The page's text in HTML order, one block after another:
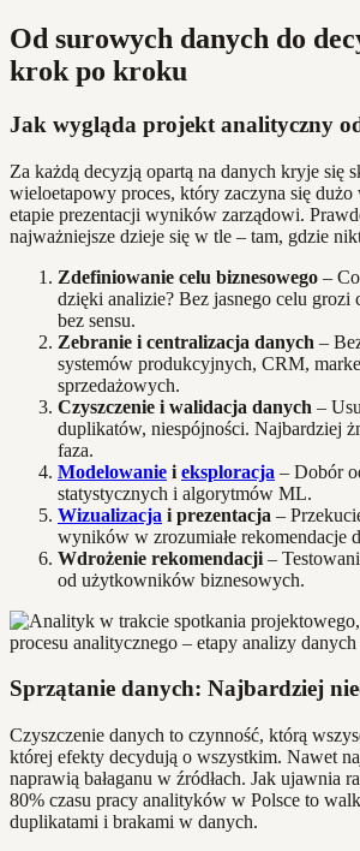
Od surowych danych do
krok po kroku
Jak wygląda projekt analityczny
Za każdą decyzją opartą na danych kryje się
wieloetapowy proces, który zaczyna się dużo
etapie prezentacji wyników zarządowi.
najważniejsze dzieje się w tle – tam, gdzie
Zdefiniowanie celu biznesowego –
dzięki analizie? Bez jasnego celu grozi
bez sensu.
Zebranie i centralizacja danych –
systemów produkcyjnych, CRM,
sprzedażowych.
Czyszczenie i walidacja danych –
duplikatów, niespójności. Najbardziej
faza.
Modelowanie i eksploracja – Dobór
statystycznych i algorytmów ML.
Wizualizacja i prezentacja –
wyników w zrozumiałe rekomendacje
Wdrożenie rekomendacji –
od użytkowników biznesowych.
Sprzątanie danych: Najbardziej
Czyszczenie danych to czynność, którą
której efekty decydują o wszystkim. Nawet
naprawią bałaganu w źródłach. Jak ujawnia
80% czasu pracy analityków w Polsce to
duplikatami i brakami w danych.